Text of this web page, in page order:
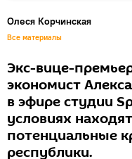
Олеся Корчинская
Все материалы
Экс-вице-
экономист
в эфире студии
условиях
потенциальные
республики.